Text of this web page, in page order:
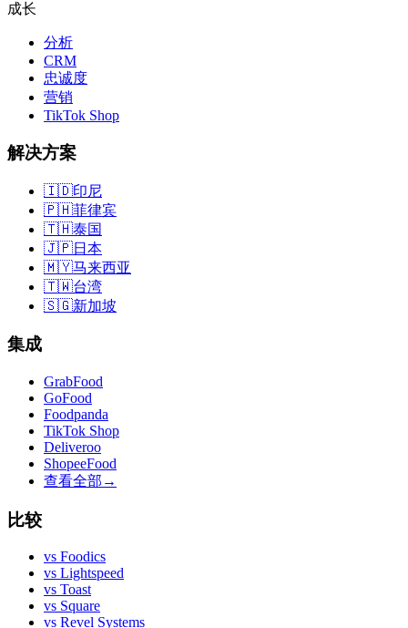
成长
分析
CRM
忠诚度
营销
TikTok Shop
解决方案
🇮🇩印尼
🇵🇭菲律宾
🇹🇭泰国
🇯🇵日本
🇲🇾马来西亚
🇹🇼台湾
🇸🇬新加坡
集成
GrabFood
GoFood
Foodpanda
TikTok Shop
Deliveroo
ShopeeFood
查看全部 →
比较
vs Foodics
vs Lightspeed
vs Toast
vs Square
vs Revel Systems